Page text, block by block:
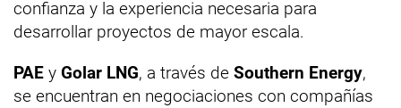
confianza y la experiencia necesaria para
desarrollar proyectos de mayor escala.
PAE y Golar LNG, a través de Southern Energy,
se encuentran en negociaciones con compañías